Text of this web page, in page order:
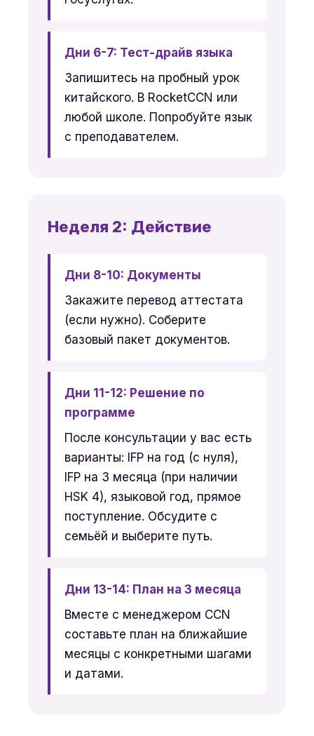
Дни 6-7: Тест-драйв языка
Запишитесь на пробный урок
китайского. В RocketCCN или
любой школе. Попробуйте язык
с преподавателем.
Неделя 2: Действие
Дни 8-10: Документы
Закажите перевод аттестата
(если нужно). Соберите
базовый пакет документов.
Дни 11-12: Решение по
программе
После консультации у вас есть
варианты: IFP на год (с нуля),
IFP на 3 месяца (при наличии
HSK 4), языковой год, прямое
поступление. Обсудите с
семьёй и выберите путь.
Дни 13-14: План на 3 месяца
Вместе с менеджером CCN
составьте план на ближайшие
месяцы с конкретными шагами
и датами.